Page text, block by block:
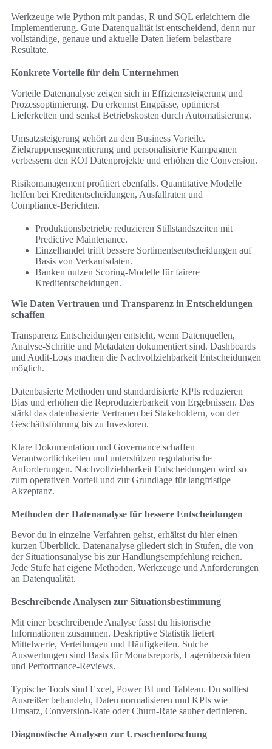
Werkzeuge wie Python mit pandas, R und SQL erleichtern die
Implementierung. Gute Datenqualität ist entscheidend, denn nur
vollständige, genaue und aktuelle Daten liefern belastbare
Resultate.
Konkrete Vorteile für dein Unternehmen
Vorteile Datenanalyse zeigen sich in Effizienzsteigerung und
Prozessoptimierung. Du erkennst Engpässe, optimierst
Lieferketten und senkst Betriebskosten durch Automatisierung.
Umsatzsteigerung gehört zu den Business Vorteile.
Zielgruppensegmentierung und personalisierte Kampagnen
verbessern den ROI Datenprojekte und erhöhen die Conversion.
Risikomanagement profitiert ebenfalls. Quantitative Modelle
helfen bei Kreditentscheidungen, Ausfallraten und
Compliance‑Berichten.
Produktionsbetriebe reduzieren Stillstandszeiten mit
Predictive Maintenance.
Einzelhandel trifft bessere Sortimentsentscheidungen auf
Basis von Verkaufsdaten.
Banken nutzen Scoring‑Modelle für fairere
Kreditentscheidungen.
Wie Daten Vertrauen und Transparenz in Entscheidungen
schaffen
Transparenz Entscheidungen entsteht, wenn Datenquellen,
Analyse‑Schritte und Metadaten dokumentiert sind. Dashboards
und Audit‑Logs machen die Nachvollziehbarkeit Entscheidungen
möglich.
Datenbasierte Methoden und standardisierte KPIs reduzieren
Bias und erhöhen die Reproduzierbarkeit von Ergebnissen. Das
stärkt das datenbasierte Vertrauen bei Stakeholdern, von der
Geschäftsführung bis zu Investoren.
Klare Dokumentation und Governance schaffen
Verantwortlichkeiten und unterstützen regulatorische
Anforderungen. Nachvollziehbarkeit Entscheidungen wird so
zum operativen Vorteil und zur Grundlage für langfristige
Akzeptanz.
Methoden der Datenanalyse für bessere Entscheidungen
Bevor du in einzelne Verfahren gehst, erhältst du hier einen
kurzen Überblick. Datenanalyse gliedert sich in Stufen, die von
der Situationsanalyse bis zur Handlungsempfehlung reichen.
Jede Stufe hat eigene Methoden, Werkzeuge und Anforderungen
an Datenqualität.
Beschreibende Analysen zur Situationsbestimmung
Mit einer beschreibende Analyse fasst du historische
Informationen zusammen. Deskriptive Statistik liefert
Mittelwerte, Verteilungen und Häufigkeiten. Solche
Auswertungen sind Basis für Monatsreports, Lagerübersichten
und Performance-Reviews.
Typische Tools sind Excel, Power BI und Tableau. Du solltest
Ausreißer behandeln, Daten normalisieren und KPIs wie
Umsatz, Conversion-Rate oder Churn-Rate sauber definieren.
Diagnostische Analysen zur Ursachenforschung